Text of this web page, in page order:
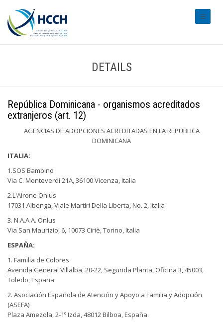
DETAILS
República Dominicana - organismos acreditados
extranjeros (art. 12)
AGENCIAS DE ADOPCIONES ACREDITADAS EN LA REPUBLICA
DOMINICANA
ITALIA:
1.SOS Bambino
Via C. Monteverdi 21A, 36100 Vicenza, Italia
2.L'Airone Onlus
17031 Albenga, Viale Martiri Della Liberta, No. 2, Italia
3. N.A.A.A. Onlus
Via San Maurizio, 6, 10073 Ciriè, Torino, Italia
ESPAÑA:
1. Familia de Colores
Avenida General Villalba, 20-22, Segunda Planta, Oficina 3, 45003,
Toledo, España
2. Asociación Española de Atención y Apoyo a Familia y Adopción
(ASEFA)
Plaza Amezola, 2-1º Izda, 48012 Bilboa, España.